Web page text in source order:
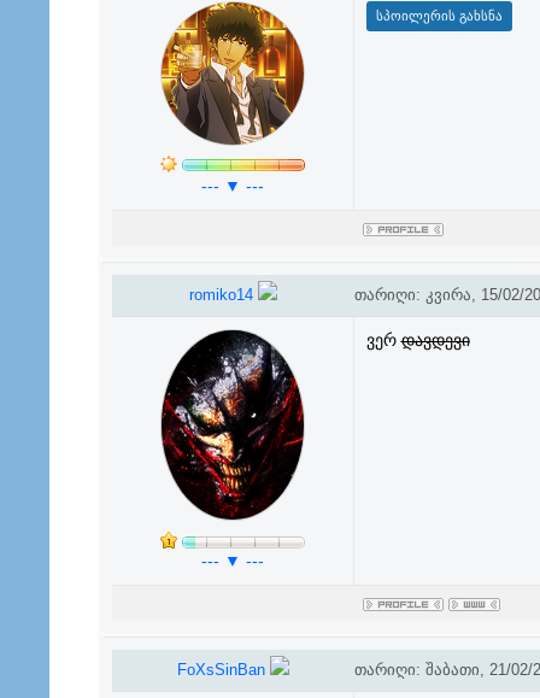
--- ▼ ---
romiko14 თარიღი: კვირა, 15/02/
--- ▼ ---
ვერდავდევი
FoXsSinBan თარიღი: შაბათი, 21/02/